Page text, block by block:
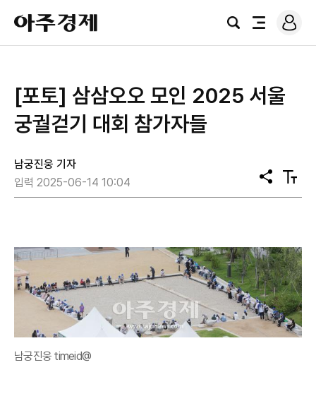
아
주
경
검
전
로
그
[포토] 삼삼오오 모인 2025 서울
궁궐걷기 대회 참가자들
남궁진웅 기자
입력 2025-06-14 10:04
공
유
텍
스
남궁진웅 timeid@